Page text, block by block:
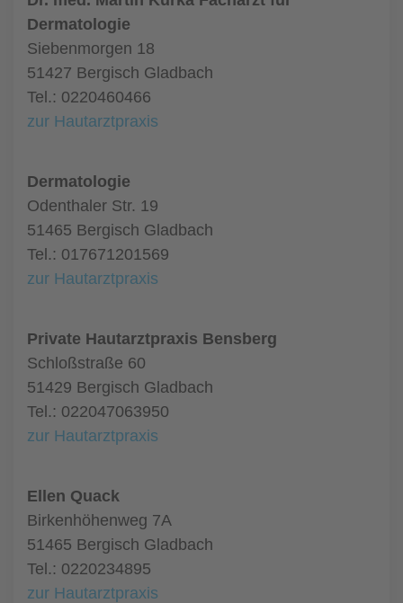
Dermatologie
Siebenmorgen 18
51427 Bergisch Gladbach
Tel.: 0220460466
zur Hautarztpraxis
Dermatologie
Odenthaler Str. 19
51465 Bergisch Gladbach
Tel.: 017671201569
zur Hautarztpraxis
Private Hautarztpraxis Bensberg
Schloßstraße 60
51429 Bergisch Gladbach
Tel.: 022047063950
zur Hautarztpraxis
Ellen Quack
Birkenhöhenweg 7A
51465 Bergisch Gladbach
Tel.: 0220234895
zur Hautarztpraxis